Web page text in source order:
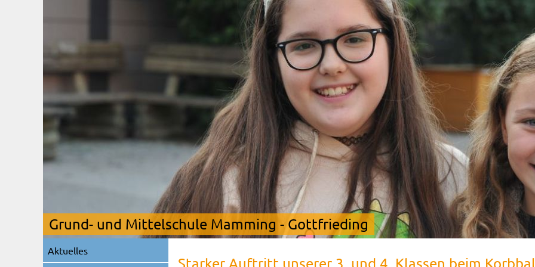
Grund- und Mittelschule Mamming - Gottfrieding
Starker Auftritt unserer 3. und 4. Klassen beim
Navigation
überspringen
Aktuelles